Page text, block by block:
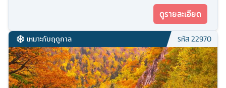
ดูรายละเอียด
เหมาะกับฤดูกาล รหัส22970